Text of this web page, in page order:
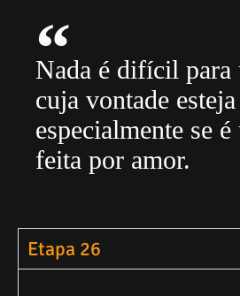
Nada é difícil para
cuja vontade
especialmente se
feita por amor.
Etapa 26